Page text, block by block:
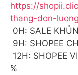
https://
thang-don-
0H: SALE
9H: SHOPEE
12H: SHOPEE
%